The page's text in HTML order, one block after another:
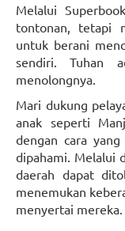
Melalui
tontonan, tetapi
untuk berani
sendiri. Tuhan
menolongnya.
Mari dukung
anak seperti
dengan cara
dipahami. Melalui
daerah dapat
menemukan
menyertai mereka.